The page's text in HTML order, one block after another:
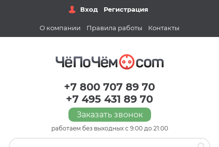
Вход Регистрация
О компании Правила работы Контакты
+7 800 707 89 70
+7 495 431 89 70
Заказать звонок
работаем без выходных с 9:00 до 21:00